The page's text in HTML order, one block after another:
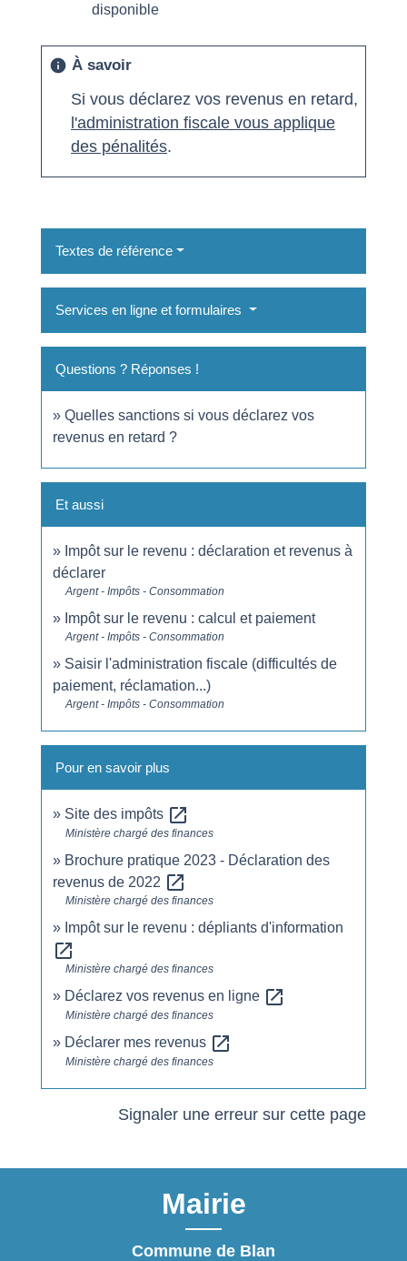
disponible
info À savoir
Si vous déclarez vos revenus en retard,
l'administration fiscale vous applique
des pénalités.
Textes de référence
Services en ligne et formulaires
Questions ? Réponses !
Quelles sanctions si vous déclarez vos
revenus en retard ?
Et aussi
Impôt sur le revenu : déclaration et revenus à
déclarer
Argent - Impôts - Consommation
Impôt sur le revenu : calcul et paiement
Argent - Impôts - Consommation
Saisir l'administration fiscale (difficultés de
paiement, réclamation...)
Argent - Impôts - Consommation
Pour en savoir plus
Site des impôts open_in_new
Ministère chargé des finances
Brochure pratique 2023 - Déclaration des
revenus de 2022 open_in_new
Ministère chargé des finances
Impôt sur le revenu : dépliants d'information
open_in_new
Ministère chargé des finances
Déclarez vos revenus en ligne open_in_new
Ministère chargé des finances
Déclarer mes revenus open_in_new
Ministère chargé des finances
Signaler une erreur sur cette page
Mairie
Commune de Blan